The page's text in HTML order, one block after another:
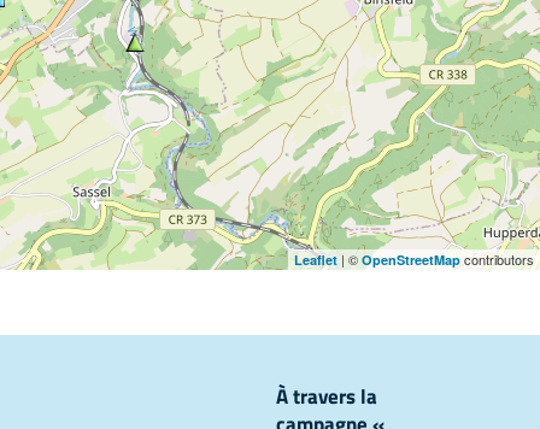
Leaflet| © OpenStreetMap contributors
À travers la